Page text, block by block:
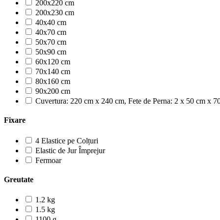
200x220 cm
200x230 cm
40x40 cm
40x70 cm
50x70 cm
50x90 cm
60x120 cm
70x140 cm
80x160 cm
90x200 cm
Cuvertura: 220 cm x 240 cm, Fete de Perna: 2 x 50 cm x
Fixare
4 Elastice pe Colțuri
Elastic de Jur Împrejur
Fermoar
Greutate
1.2 kg
1.5 kg